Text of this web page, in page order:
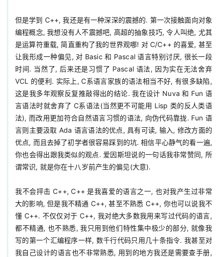
但是学到 C++, 我还是有一种深深的震撼的. 第一次接触面向对象
编程概念, 我想没有人不震撼吧, 高超的抽象技巧, 令人叫绝, 尤其
是运算符重载, 简直重构了我的世界观哪! 对 C/C++ 的喜爱, 甚至
让我形成一种偏见, 对 Basic 和 Pascal 语言特别讨厌, 很长一段
时间. 当然了, 后来还是习惯了 Pascal 语法, 因为实在无法舍弃
VCL 的便利. 实际上, C系语言家族的语法相当不好, 有很多缺陷,
这是我多年观察反复推敲得出的结论. 我在设计 Nuva 和 Fun 语
言语法时就舍弃了 C系语法(当然更不可能用 Lisp 类的反人类语
法), 而改用更加符合自然语言习惯的语法, 向伪代码靠拢. Fun 语
言则主要汲取 Ada 语言语法的优点, 具有可读, 输入, 修改方面的
优点, 而且去掉了初学者很容易踩到的坑. 相信平心静气的看一遍,
你也会得出跟我类似的观点. 爱因斯坦说的一句话我非常赞同, 所
谓常识, 就是你在十八岁前产生的偏见(大意).
我不会抨击 C++, C++ 是我喜爱的语言之一, 也对我产生过非常
大的影响, 但是我不精通 C++, 甚至不熟悉 C++, 你也可以说我不
懂 C++. 不仅仅对于 C++, 我对绝大多数我用来写过代码的语言,
都不精通, 也不熟悉, 我只用到他们特性集中极少的部分, 就像我
写的第一个汇编程序一样, 数千行代码只用几十条指令. 我甚至对
我自己设计的语言也不非常熟悉, 用到的地方我还是需要查手册,